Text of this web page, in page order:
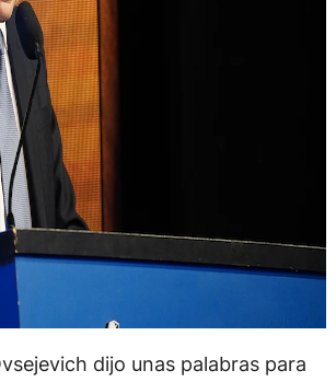
dijo unas palabras para